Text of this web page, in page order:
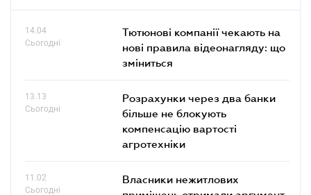
14.04
Сьогодні
Тютюнові компанії чекають на
нові правила відеонагляду: що
зміниться
13.13
Сьогодні
Розрахунки через два банки
більше не блокують
компенсацію вартості
агротехніки
11.02
Сьогодні
Власники нежитлових